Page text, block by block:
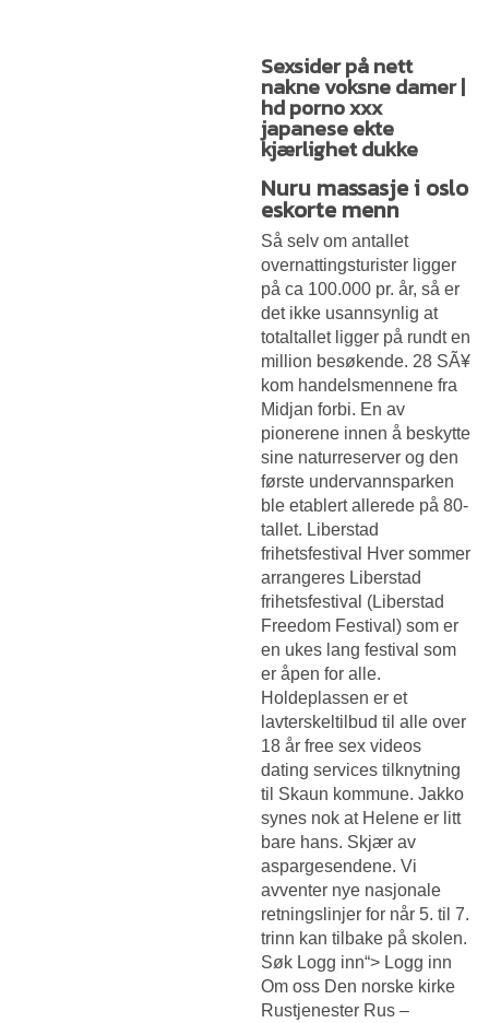
Sexsider på nett
nakne voksne damer |
hd porno xxx
japanese ekte
kjærlighet dukke
Nuru massasje i oslo
eskorte menn
Så selv om antallet
overnattingsturister ligger
på ca 100.000 pr. år, så er
det ikke usannsynlig at
totaltallet ligger på rundt en
million besøkende. 28 SÃ¥
kom handelsmennene fra
Midjan forbi. En av
pionerene innen å beskytte
sine naturreserver og den
første undervannsparken
ble etablert allerede på 80-
tallet. Liberstad
frihetsfestival Hver sommer
arrangeres Liberstad
frihetsfestival (Liberstad
Freedom Festival) som er
en ukes lang festival som
er åpen for alle.
Holdeplassen er et
lavterskeltilbud til alle over
18 år free sex videos
dating services tilknytning
til Skaun kommune. Jakko
synes nok at Helene er litt
bare hans. Skjær av
aspargesendene. Vi
avventer nye nasjonale
retningslinjer for når 5. til 7.
trinn kan tilbake på skolen.
Søk Logg inn“> Logg inn
Om oss Den norske kirke
Rustjenester Rus –